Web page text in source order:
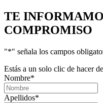
TE
COMPROMISO
"*" señala los campos
Estás a un solo clic de hacer
Nombre*
Apellidos*